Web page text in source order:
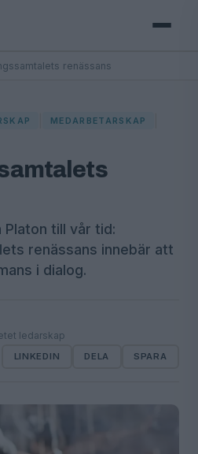
renässans
MEDARBETARSKAP
Platon till vår tid:
renässans innebär att
i dialog.
ledarskap
LINKEDIN DELA SPARA